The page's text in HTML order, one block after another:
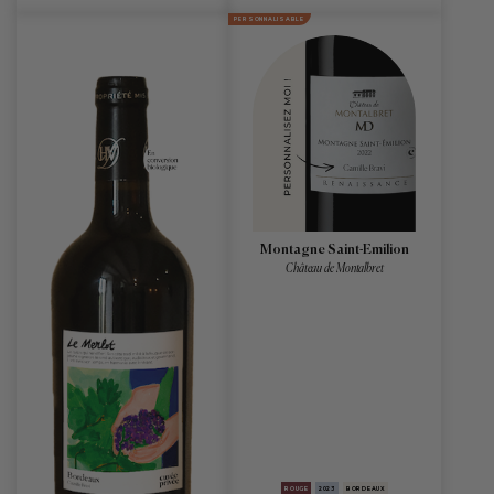
PERSONNALISABLE
Montagne Saint-Emilion
Château de Montalbret
ROUGE 2023 BORDEAUX